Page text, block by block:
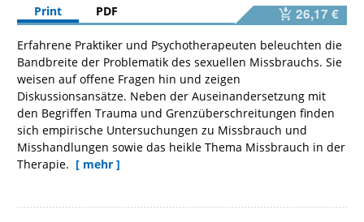
Print PDF 26,17 €
Erfahrene Praktiker und Psychotherapeuten beleuchten die
Bandbreite der Problematik des sexuellen Missbrauchs. Sie
weisen auf offene Fragen hin und zeigen
Diskussionsansätze. Neben der Auseinandersetzung mit
den Begriffen Trauma und Grenzüberschreitungen finden
sich empirische Untersuchungen zu Missbrauch und
Misshandlungen sowie das heikle Thema Missbrauch in der
Therapie. [ mehr ]